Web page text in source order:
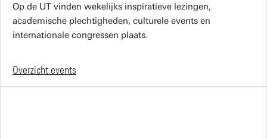
Op de UT vinden wekelijks inspiratieve lezingen,
academische plechtigheden, culturele events en
internationale congressen plaats.
Overzicht events